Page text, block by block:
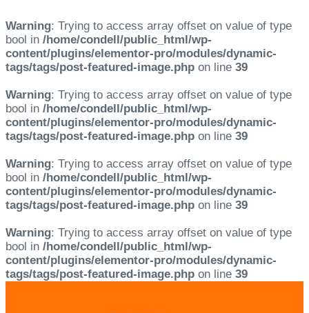
Warning: Trying to access array offset on value of type
bool in /home/condell/public_html/wp-
content/plugins/elementor-pro/modules/dynamic-
tags/tags/post-featured-image.php on line 39
Warning: Trying to access array offset on value of type
bool in /home/condell/public_html/wp-
content/plugins/elementor-pro/modules/dynamic-
tags/tags/post-featured-image.php on line 39
Warning: Trying to access array offset on value of type
bool in /home/condell/public_html/wp-
content/plugins/elementor-pro/modules/dynamic-
tags/tags/post-featured-image.php on line 39
Warning: Trying to access array offset on value of type
bool in /home/condell/public_html/wp-
content/plugins/elementor-pro/modules/dynamic-
tags/tags/post-featured-image.php on line 39